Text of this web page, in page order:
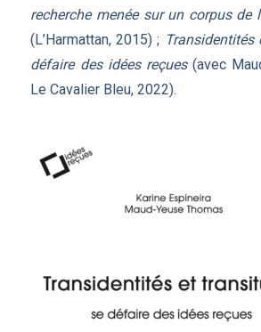
recherche menée sur un corpus de
(L’Harmattan, 2015) ; Transidentités
défaire des idées reçues(avec
Le Cavalier Bleu, 2022).